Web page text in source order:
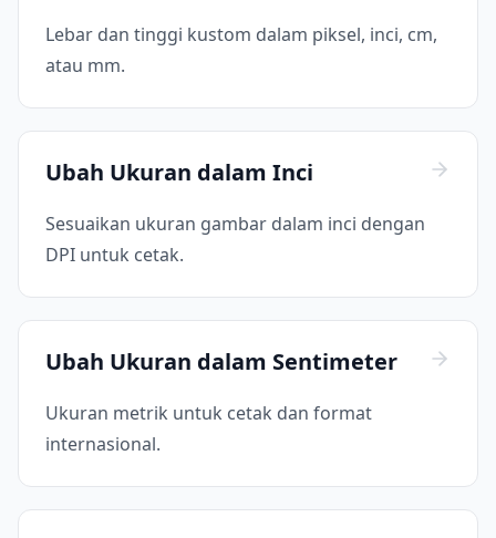
Lebar dan tinggi kustom dalam piksel, inci, cm,
atau mm.
Ubah Ukuran dalam Inci
Sesuaikan ukuran gambar dalam inci dengan
DPI untuk cetak.
Ubah Ukuran dalam Sentimeter
Ukuran metrik untuk cetak dan format
internasional.